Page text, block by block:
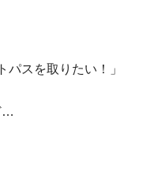
パスを取りたい！」
…